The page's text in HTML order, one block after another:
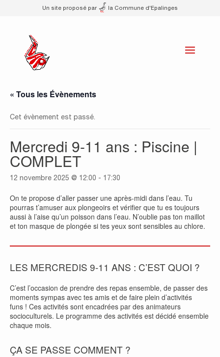
Un site proposé par la Commune d'Epalinges
« Tous les Évènements
Cet évènement est passé.
Mercredi 9-11 ans : Piscine |
COMPLET
12 novembre 2025 @ 12:00 - 17:30
On te propose d’aller passer une après-midi dans l’eau. Tu
pourras t’amuser aux plongeoirs et vérifier que tu es toujours
aussi à l’aise qu’un poisson dans l’eau. N’oublie pas ton maillot
et ton masque de plongée si tes yeux sont sensibles au chlore.
LES MERCREDIS 9-11 ANS : C’EST QUOI ?
C’est l’occasion de prendre des repas ensemble, de passer des
moments sympas avec tes amis et de faire plein d’activités
funs ! Ces activités sont encadrées par des animateurs
socioculturels. Le programme des activités est décidé ensemble
chaque mois.
ÇA SE PASSE COMMENT ?